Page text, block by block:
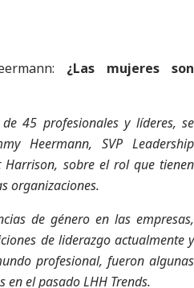
¿Las mujeres son
45 profesionales y líderes, se
Heermann, SVP Leadership
Harrison, sobre el rol que tienen
organizaciones.
de género en las empresas,
de liderazgo actualmente y
profesional, fueron algunas
el pasado LHH Trends.